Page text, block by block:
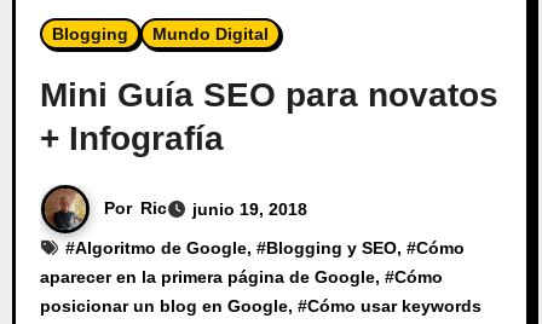
Blogging Mundo Digital
Mini Guía SEO para novatos
+ Infografía
Por Ric
junio 19, 2018
#Algoritmo de Google, #Blogging y SEO, #Cómo
aparecer en la primera página de Google, #Cómo
posicionar un blog en Google, #Cómo usar keywords